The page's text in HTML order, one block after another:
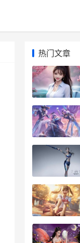
热门文章